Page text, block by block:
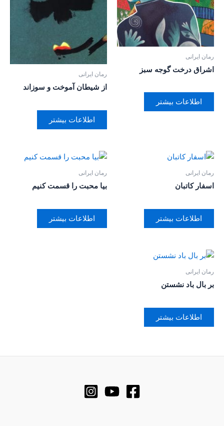
رمان ایرانی
اشراق درخت گوجه سبز
اطلاعات بیشتر
رمان ایرانی
از شیطان آموخت و سوزاند
اطلاعات بیشتر
رمان ایرانی
اسفار کاتبان
اطلاعات بیشتر
رمان ایرانی
بیا محبت را قسمت کنیم
اطلاعات بیشتر
رمان ایرانی
بر‌ بال باد نشستن
اطلاعات بیشتر